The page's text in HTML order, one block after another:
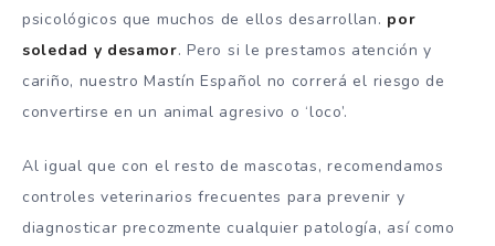
psicológicos que muchos de ellos desarrollan. por
soledad y desamor. Pero si le prestamos atención y
cariño, nuestro Mastín Español no correrá el riesgo de
convertirse en un animal agresivo o ‘loco’.
Al igual que con el resto de mascotas, recomendamos
controles veterinarios frecuentes para prevenir y
diagnosticar precozmente cualquier patología, así como